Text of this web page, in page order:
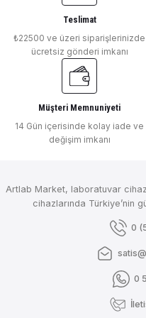
Bu ürüne benzer farklı
₺ 74.269
DLAB DPCD10 Taşınabilir pH,
DLAB 4090010213 DPCD100T
DLAB DCD100T Masaüstü
Teslimat
₺22500 ve üzeri siparişlerinizde
ücretsiz gönderi imkanı
Müşteri Memnuniyeti
14 Gün içerisinde kolay iade ve
değişim imkanı
Artlab Market, laboratuvar
cihazlarında Türkiye’nin
0
0